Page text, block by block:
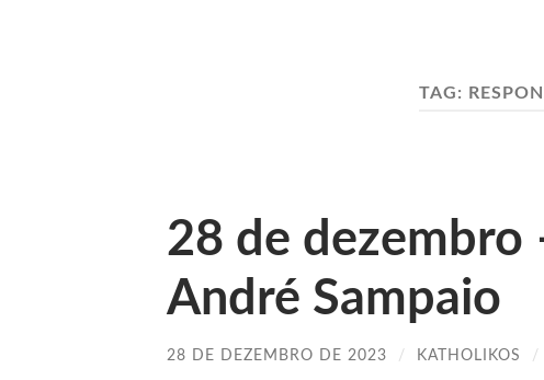
TAG:
28 de dezembro
André Sampaio
28 DE DEZEMBRO DE 2023 / KATHOLIKOS /